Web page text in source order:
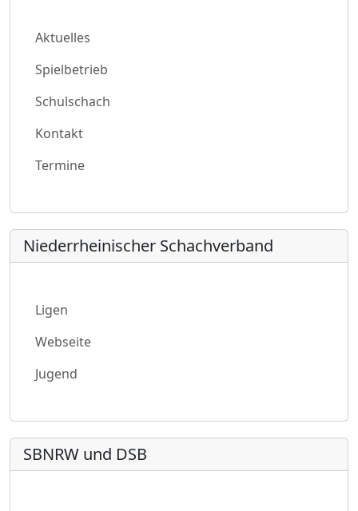
Aktuelles
Spielbetrieb
Schulschach
Kontakt
Termine
Niederrheinischer Schachverband
Ligen
Webseite
Jugend
SBNRW und DSB